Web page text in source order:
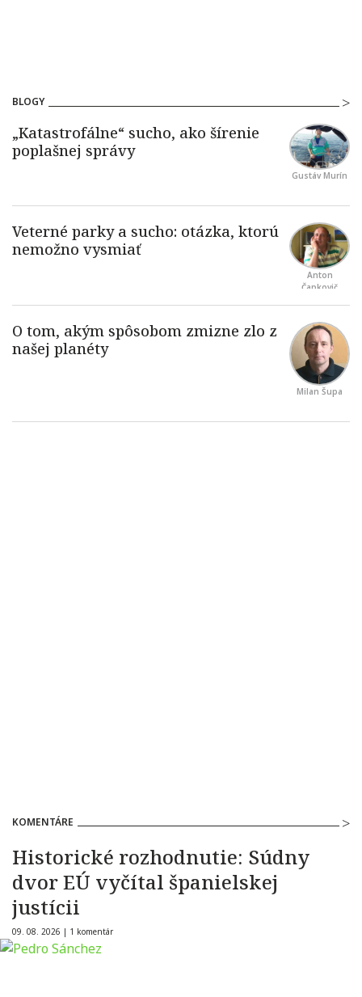
BLOGY
Gustáv Murín
Anton
Čapkovič
Milan Šupa
KOMENTÁRE
Historické rozhodnutie: Súdny
dvor EÚ vyčítal španielskej
justícii
09. 08. 2026 | 1 komentár